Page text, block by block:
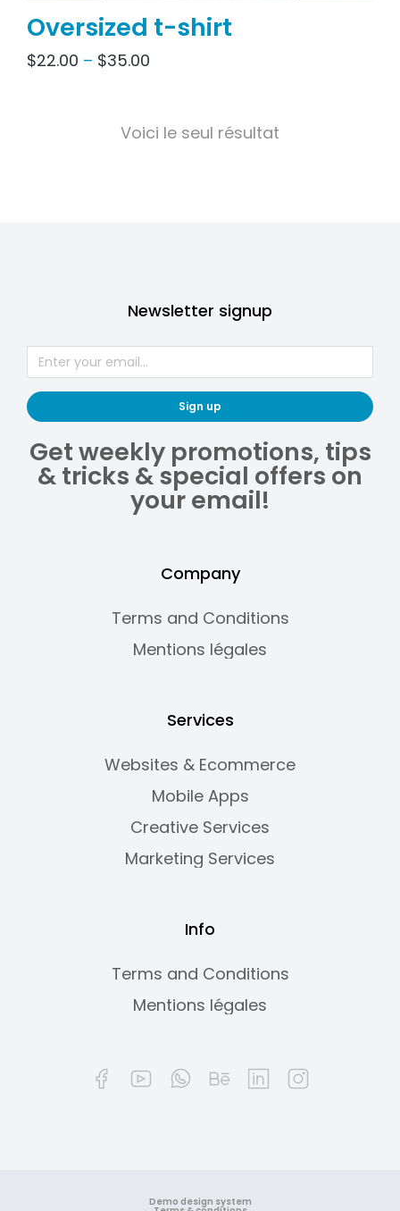
Oversized t-shirt
$22.00 – $35.00
Voici le seul résultat
Newsletter signup
Sign up
Get weekly promotions, tips
& tricks & special offers on
your email!
Company
Terms and Conditions
Mentions légales
Services
Websites & Ecommerce
Mobile Apps
Creative Services
Marketing Services
Info
Terms and Conditions
Mentions légales
Demo design system